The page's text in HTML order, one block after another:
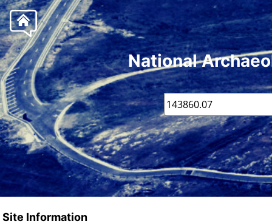
National
Site Information